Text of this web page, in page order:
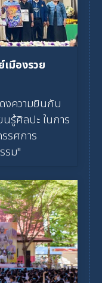
มืองรวย
งความยินกับ
รู้ศิลปะ ในการ
รศการ
รม"